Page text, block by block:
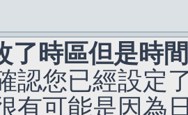
了時區但是時
認您已經設定
有可能是因為